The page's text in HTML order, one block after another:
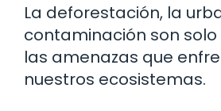
La deforestación, la
contaminación son
las amenazas que
nuestros ecosistemas.